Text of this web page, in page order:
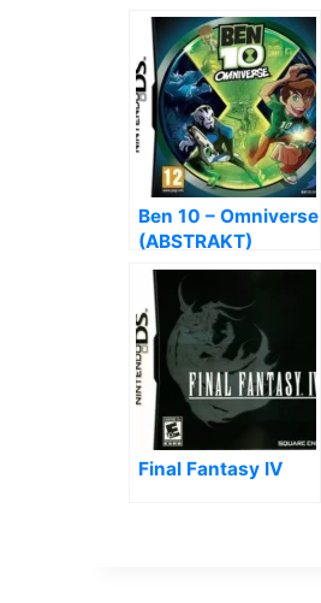
(Hack)
Ben 10 – Omniverse
(ABSTRAKT)
Final Fantasy IV